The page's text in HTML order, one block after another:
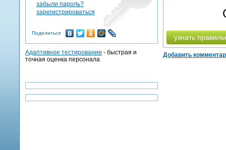
узнать
Добавить
забыли пароль?
зарегистрироваться
Поделиться
Адаптивное тестирование - быстрая и
точная оценка персонала